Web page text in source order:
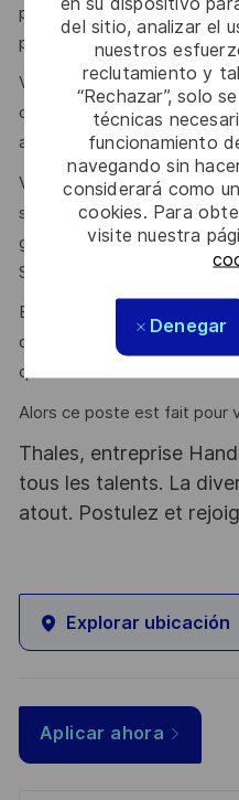
del sitio, analizar el
nuestros
reclutamiento y
“Rechazar”, solo
técnicas
funcionamiento
navegando sin
considerará como
cookies. Para
visite nuestra
Denegar
pilotage et à l’avancement
planning, indicateurs,
Vous savez mobiliser pour
chantiers d’amélioration
associé.
Vous maîtrisez les outils
standard (Word, Excel,
gestion de projet tels que
SAP.
Esprit d’équipe, force de
organisé(e), proactif/ve et
que l’on vous reconnait ?
Alors ce poste est fait pour
Thales, entreprise
tous les talents. La
atout. Postulez et
Explorar ubicación
Aplicar ahora